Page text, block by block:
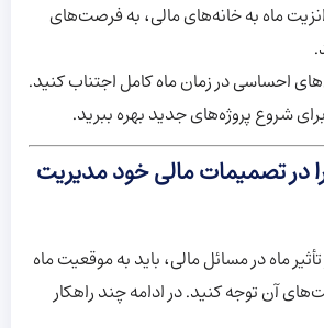
ماه به خانه‌های مالی، به فرصت‌های
احساسی در زمان ماه کامل اجتناب کنید.
برای شروع پروژه‌های جدید بهره ببرید.
را در تصمیمات مالی خود مدیریت
ماه در مسائل مالی، باید به موقعیت ماه
آن توجه کنید. در ادامه چند راهکار